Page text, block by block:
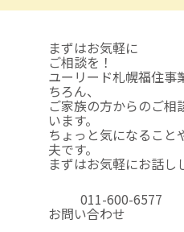
まずはお気軽に
ご相談を！
ユーリード札幌福住事
ちろん、
ご家族の方からのご相
います。
ちょっと気になること
夫です。
まずはお気軽にお話し
011-600-6577
お問い合わせ